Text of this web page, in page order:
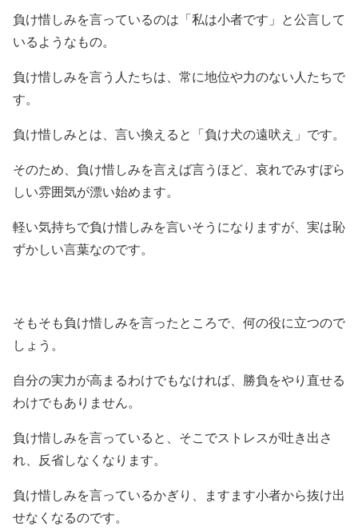
負け惜しみを言っているのは「私は小者です」と公言して
いるようなもの。
負け惜しみを言う人たちは、常に地位や力のない人たちで
す。
負け惜しみとは、言い換えると「負け犬の遠吠え」です。
そのため、負け惜しみを言えば言うほど、哀れでみすぼら
しい雰囲気が漂い始めます。
軽い気持ちで負け惜しみを言いそうになりますが、実は恥
ずかしい言葉なのです。
そもそも負け惜しみを言ったところで、何の役に立つので
しょう。
自分の実力が高まるわけでもなければ、勝負をやり直せる
わけでもありません。
負け惜しみを言っていると、そこでストレスが吐き出さ
れ、反省しなくなります。
負け惜しみを言っているかぎり、ますます小者から抜け出
せなくなるのです。